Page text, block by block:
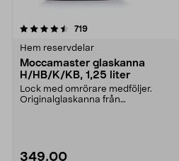
719recensioner
Hem reservdelar
Moccamaster glaskanna
H/HB/K/KB, 1,25 liter
Lock med omrörare medföljer.
Originalglaskanna från
349,00
4.5 av 5 stjärnor